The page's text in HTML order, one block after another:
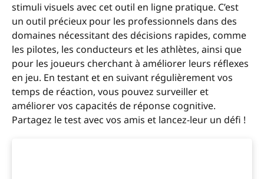
stimuli visuels avec cet outil en ligne pratique. C’est
un outil précieux pour les professionnels dans des
domaines nécessitant des décisions rapides, comme
les pilotes, les conducteurs et les athlètes, ainsi que
pour les joueurs cherchant à améliorer leurs réflexes
en jeu. En testant et en suivant régulièrement vos
temps de réaction, vous pouvez surveiller et
améliorer vos capacités de réponse cognitive.
Partagez le test avec vos amis et lancez-leur un défi !